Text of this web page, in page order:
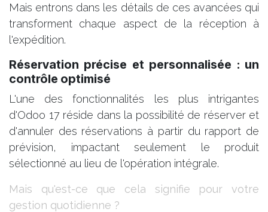
Mais entrons dans les détails de ces avancées qui
transforment chaque aspect de la réception à
l'expédition.
Réservation précise et personnalisée : un
contrôle optimisé
L'une des fonctionnalités les plus intrigantes
d'Odoo 17 réside dans la possibilité de réserver et
d'annuler des réservations à partir du rapport de
prévision, impactant seulement le produit
sélectionné au lieu de l'opération intégrale.
Mais qu'est-ce que cela signifie pour votre
gestion quotidienne ?